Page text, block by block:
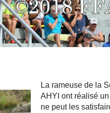
La rameuse de la
AHYI ont réalisé
ne peut les